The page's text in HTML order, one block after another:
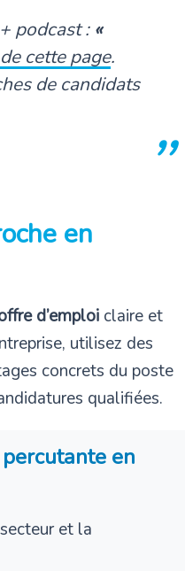
podcast : «
cette page.
de candidats
en
d’emploi claire et
utilisez des
concrets du poste
qualifiées.
en
et la